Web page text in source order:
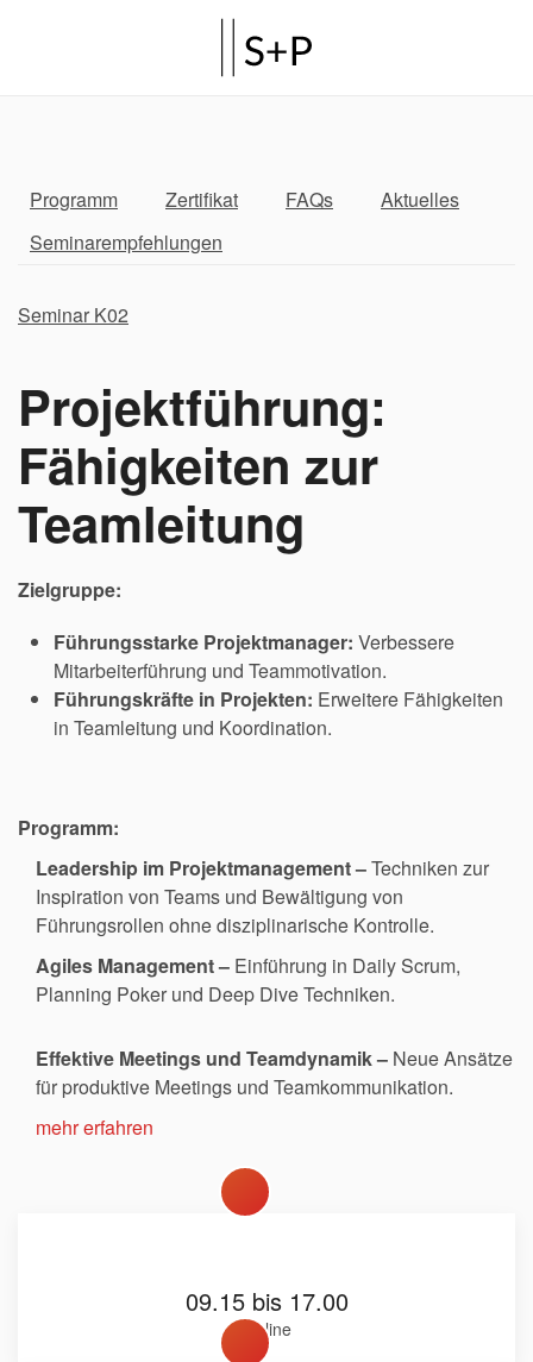
Programm Zertifikat FAQs
Aktuelles
Seminarempfehlungen
Seminar K02
Projektführung:
Fähigkeiten zur
Teamleitung
Zielgruppe:
Führungsstarke Projektmanager: Verbessere
Mitarbeiterführung und Teammotivation.
Führungskräfte in Projekten: Erweitere Fähigkeiten
in Teamleitung und Koordination.
Programm:
Leadership im Projektmanagement –Techniken zur
Inspiration von Teams und Bewältigung von
Führungsrollen ohne disziplinarische Kontrolle.
Agiles Management – Einführung in Daily Scrum,
Planning Poker und Deep Dive Techniken.
Effektive Meetings und Teamdynamik – Neue Ansätze
für produktive Meetings und Teamkommunikation.
mehr erfahren
09.15 bis 17.00
Online